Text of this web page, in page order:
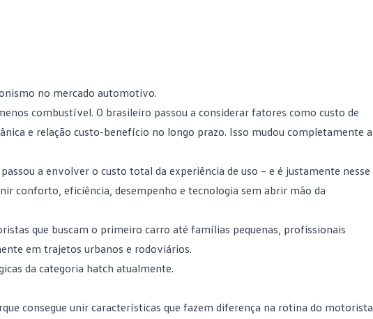
no mercado automotivo.
combustível. O brasileiro passou a considerar fatores como custo de
e relação custo-benefício no longo prazo. Isso mudou completamente a
a envolver o custo total da experiência de uso – e é justamente nesse
conforto, eficiência, desempenho e tecnologia sem abrir mão da
que buscam o primeiro carro até famílias pequenas, profissionais
em trajetos urbanos e rodoviários.
da categoria hatch atualmente.
consegue unir características que fazem diferença na rotina do motorista